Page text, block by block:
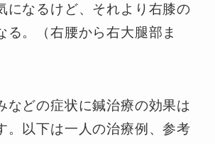
になるけど、それより右膝の
る。（右腰から右大腿部ま
などの症状に鍼治療の効果は
。以下は一人の治療例、参考